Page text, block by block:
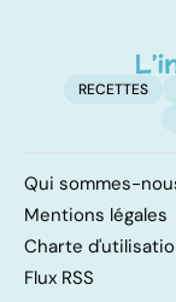
RECETTES
Qui sommes-
Mentions légales
Charte
Flux RSS